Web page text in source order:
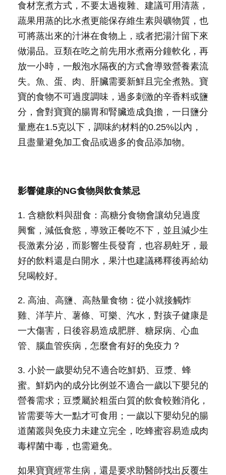
食材烹煮方式，不要太過複雜、建議可用清蒸，
蔬果用蒸的比水煮更能保存維生素與礦物質，也
可將蒸出來的汁淋在食物上，或者把湯汁留下來
做湯品。豆類在吃之前先用水煮兩分鐘軟化，再
放一小時，一般泡水隔夜的方式會導致營養素流
失。魚、蛋、肉、肝臟需要新鮮且完全煮熟。寶
寶的食物不可過度調味，過多刺激的辛香料或鹽
分，會對寶寶的腸胃和腎臟造成負擔，一日鹽分
量應在1.5克以下，調味約材料的0.25%以內，
且盡量避免加工食品或過多的食品添加物。
影響健康的NG食物與飲食禁忌
1. 含糖飲料與甜食：高糖分食物會讓幼兒過度
興奮，減低食慾，導致正餐吃不下，並且減少生
長激素分泌，而影響生長發育，也容易蛀牙，最
好的飲料還是白開水，果汁也建議稀釋後再給幼
兒喝較好。
2. 高油、高鹽、高熱量食物：從小就接觸炸
雞、洋芋片、薯條、可樂、汽水，對孩子健康是
一大傷害，日後容易造成肥胖、糖尿病、心血
管、腦血管疾病，怎麼會有好的免疫力？
3. 小於一歲嬰幼兒不適合吃鮮奶、豆漿、蜂
蜜。鮮奶內的成分比例並不適合一歲以下嬰兒的
營養需求；豆漿屬於粗蛋白質的飲食較難消化，
皆需要等大一點才可食用；一歲以下嬰幼兒的腸
道菌叢與免疫力未建立完全，吃蜂蜜容易造成肉
毒桿菌中毒，也需避免。
如果寶寶經常生病，還是要求助醫師找出反覆生